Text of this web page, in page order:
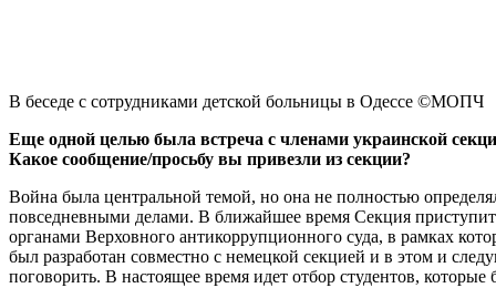
В беседе с сотрудниками детской больницы в Одессе ©МОПЧ
Еще одной целью была встреча с членами украинской
Какое сообщение/просьбу вы привезли из секции?
Война была центральной темой, но она не полностью
повседневными делами. В ближайшее время Секция
органами Верховного антикоррупционного суда, в рамках
был разработан совместно с немецкой секцией и в этом и
поговорить. В настоящее время идет отбор студентов,